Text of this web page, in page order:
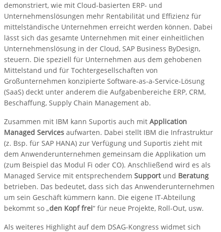
demonstriert, wie mit Cloud-basierten ERP- und
Unternehmenslösungen mehr Rentabilität und Effizienz für
mittelständische Unternehmen erreicht werden können. Dabei
lässt sich das gesamte Unternehmen mit einer einheitlichen
Unternehmenslösung in der Cloud, SAP Business ByDesign,
steuern. Die speziell für Unternehmen aus dem gehobenen
Mittelstand und für Tochtergesellschaften von
Großunternehmen konzipierte Software-as-a-Service-Lösung
(SaaS) deckt unter anderem die Aufgabenbereiche ERP, CRM,
Beschaffung, Supply Chain Management ab.
Zusammen mit IBM kann Suportis auch mit Application
Managed Services aufwarten. Dabei stellt IBM die Infrastruktur
(z. Bsp. für SAP HANA) zur Verfügung und Suportis zieht mit
dem Anwenderunternehmen gemeinsam die Applikation um
(zum Beispiel das Modul Fi oder CO). Anschließend wird es als
Managed Service mit entsprechendem Support und Beratung
betrieben. Das bedeutet, dass sich das Anwenderunternehmen
um sein Geschäft kümmern kann. Die eigene IT-Abteilung
bekommt so „den Kopf frei“ für neue Projekte, Roll-Out, usw.
Als weiteres Highlight auf dem DSAG-Kongress widmet sich